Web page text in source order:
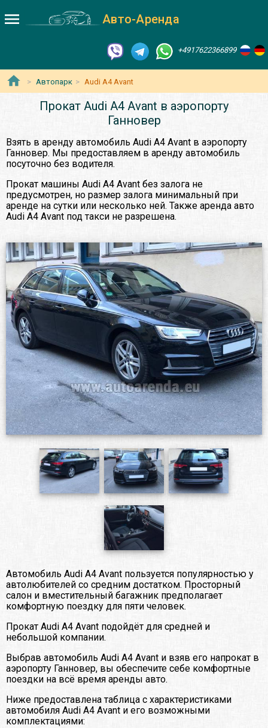
Авто-Аренда
+4917622366899
Автопарк Audi A4 Avant
Прокат Audi A4 Avant в аэропорту
Ганновер
Взять в аренду автомобиль Audi A4 Avant в аэропорту
Ганновер. Мы предоставляем в аренду автомобиль
посуточно без водителя.
Прокат машины Audi A4 Avant без залога не
предусмотрен, но размер залога минимальный при
аренде на сутки или несколько ней. Также аренда авто
Audi A4 Avant под такси не разрешена.
Автомобиль Audi A4 Avant пользуется популярностью у
автолюбителей со средним достатком. Просторный
салон и вместительный багажник предполагает
комфортную поездку для пяти человек.
Прокат Audi A4 Avant подойдёт для средней и
небольшой компании.
Выбрав автомобиль Audi A4 Avant и взяв его напрокат в
аэропорту Ганновер, вы обеспечите себе комфортные
поездки на всё время аренды авто.
Ниже предоставлена таблица с характеристиками
автомобиля Audi A4 Avant и его возможными
комплектациями: